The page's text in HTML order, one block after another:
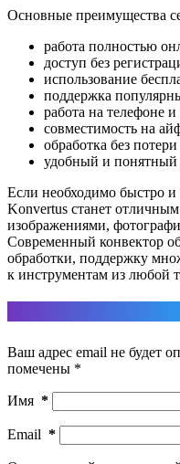
Основные преимущества
работа полностью
доступ без
использование
поддержка
работа на телефоне
совместимость на
обработка без потери
удобный и понятный
Если необходимо быстро
Konvertus станет
изображениями,
Современный конвектор
обработки, поддержку
к инструментам из любой
Ваш адрес email не будет
помечены *
Имя *
Email *